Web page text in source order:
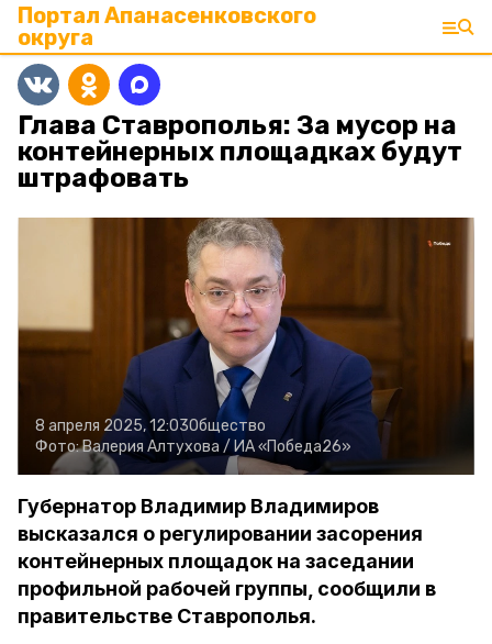
Портал Апанасенковского
округа
Глава Ставрополья: За мусор на
контейнерных площадках будут
штрафовать
8 апреля 2025, 12:03Общество
Фото:Валерия Алтухова / ИА «Победа26»
Губернатор Владимир Владимиров
высказался о регулировании засорения
контейнерных площадок на заседании
профильной рабочей группы, сообщили в
правительстве Ставрополья.